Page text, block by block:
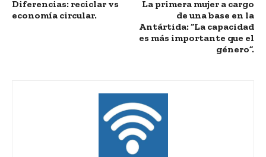
Diferencias: reciclar vs
economía circular.
La primera mujer a cargo
de una base en la
Antártida: “La capacidad
es más importante que el
género”.